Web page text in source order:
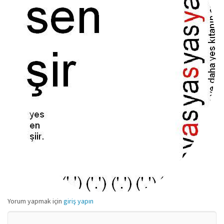
Yorum yapmak için giriş yapın